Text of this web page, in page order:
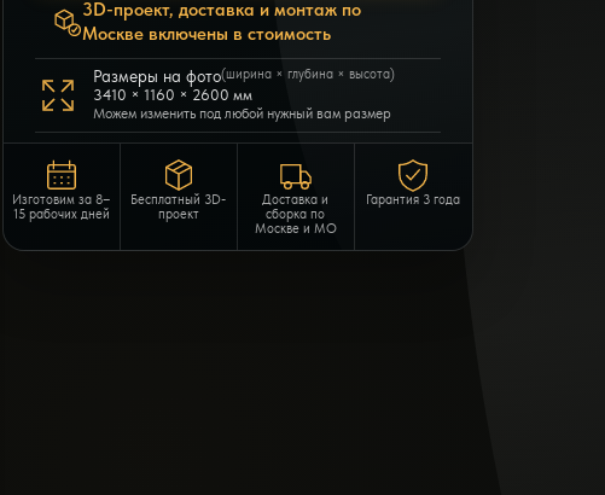
3D-проект, доставка и монтаж по
Москве включены в стоимость
Размеры на фото(ширина × глубина × высота)
3410 × 1160 × 2600 мм
Можем изменить под любой нужный вам размер
Изготовим за 8–
15 рабочих дней
Бесплатный 3D-
проект
Доставка и
сборка по
Москве и МО
Гарантия 3 года